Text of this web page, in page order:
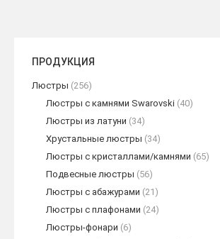
ПРОДУКЦИЯ
Люстры (256)
Люстры с камнями Swarovski (40)
Люстры из латуни (34)
Хрустальные люстры (34)
Люстры с кристаллами/камнями (65)
Подвесные люстры (56)
Люстры с абажурами (21)
Люстры с плафонами (24)
Люстры-фонари (6)